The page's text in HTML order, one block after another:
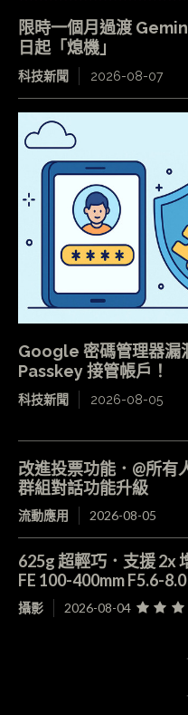
限時一個月過渡
日起「熄機」
科技新聞 2026-08-07
Google 密碼管理器
Passkey 接管帳戶！
科技新聞 2026-08-05
改進投票功能．@所
群組對話功能升級
流動應用 2026-08-05
625g 超輕巧．支援
FE 100-400mm F5.6-
攝影 2026-08-04